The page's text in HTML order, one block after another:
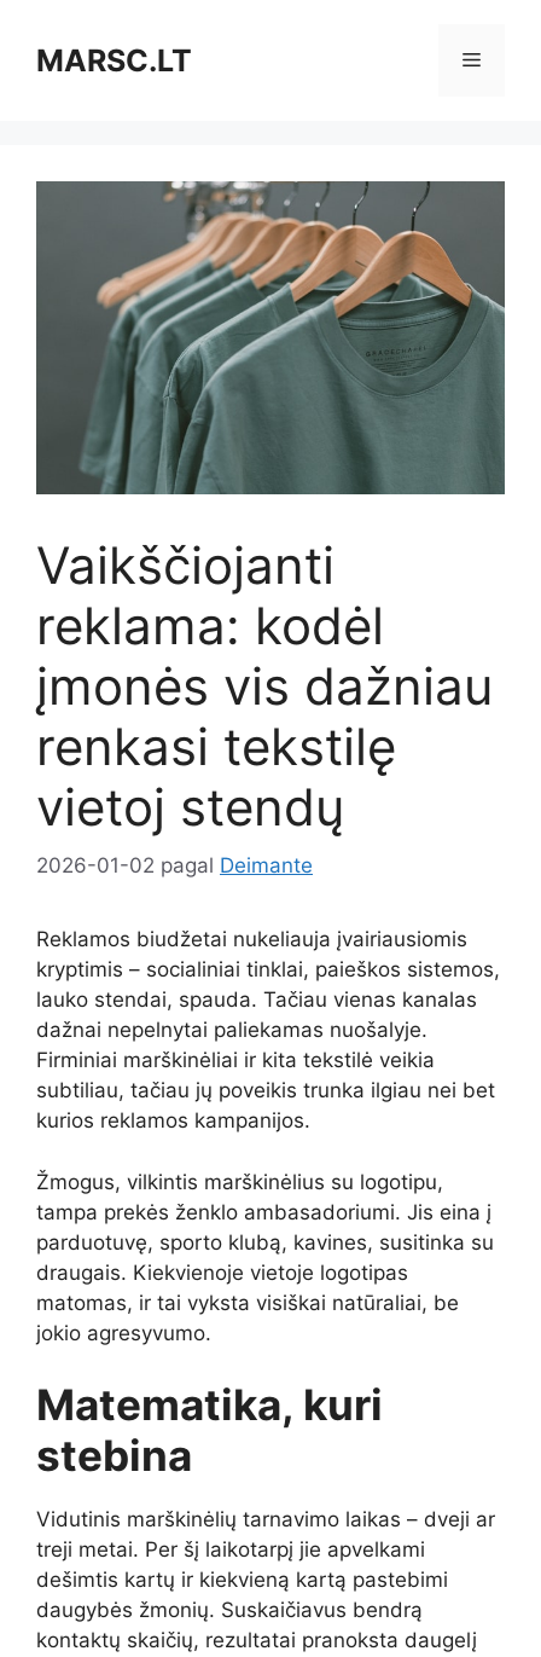
turinioMARSC.LT Meniu
Vaikščiojanti
reklama: kodėl
įmonės vis dažniau
renkasi tekstilę
vietoj stendų
2026-01-02 pagal Deimante
Reklamos biudžetai nukeliauja įvairiausiomis
kryptimis – socialiniai tinklai, paieškos sistemos,
lauko stendai, spauda. Tačiau vienas kanalas
dažnai nepelnytai paliekamas nuošalyje.
Firminiai marškinėliai ir kita tekstilė veikia
subtiliau, tačiau jų poveikis trunka ilgiau nei bet
kurios reklamos kampanijos.
Žmogus, vilkintis marškinėlius su logotipu,
tampa prekės ženklo ambasadoriumi. Jis eina į
parduotuvę, sporto klubą, kavines, susitinka su
draugais. Kiekvienoje vietoje logotipas
matomas, ir tai vyksta visiškai natūraliai, be
jokio agresyvumo.
Matematika, kuri
stebina
Vidutinis marškinėlių tarnavimo laikas – dveji ar
treji metai. Per šį laikotarpį jie apvelkami
dešimtis kartų ir kiekvieną kartą pastebimi
daugybės žmonių. Suskaičiavus bendrą
kontaktų skaičių, rezultatai pranoksta daugelį